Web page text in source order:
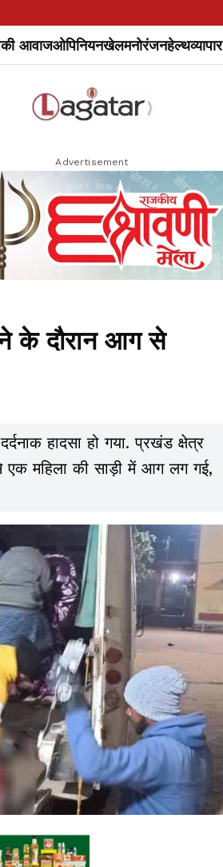
आवाजओपिनियनखेलमनोरंजनहेल्थव्यापार
Advertisement
के दौरान आग से
हादसा हो गया. प्रखंड क्षेत्र
एक महिला की साड़ी में आग लग गई,